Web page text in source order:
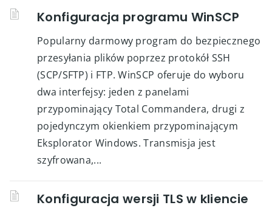
Konfiguracja programu WinSCP
Popularny darmowy program do bezpiecznego
przesyłania plików poprzez protokół SSH
(SCP/SFTP) i FTP. WinSCP oferuje do wyboru
dwa interfejsy: jeden z panelami
przypominający Total Commandera, drugi z
pojedynczym okienkiem przypominającym
Eksplorator Windows. Transmisja jest
szyfrowana,...
Konfiguracja wersji TLS w kliencie